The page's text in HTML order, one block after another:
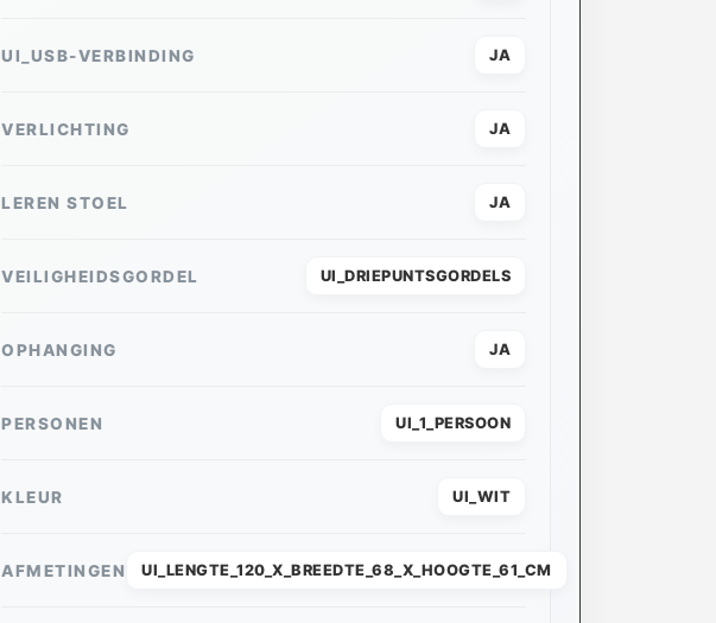
UI_USB-VERBINDING JA
VERLICHTING JA
LEREN STOEL JA
VEILIGHEIDSGORDEL UI_DRIEPUNTSGORDELS
OPHANGING JA
PERSONEN UI_1_PERSOON
KLEUR UI_WIT
AFMETINGEN UI_LENGTE_120_X_BREEDTE_68_X_HOOGTE_61_CM